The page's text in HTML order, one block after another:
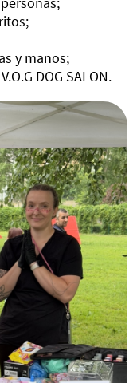
y manos;
DOG SALON.